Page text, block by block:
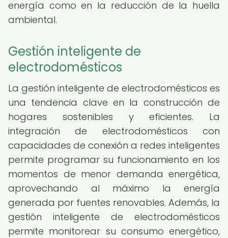
energía como en la reducción de la huella
ambiental.
Gestión inteligente de
electrodomésticos
La gestión inteligente de electrodomésticos es
una tendencia clave en la construcción de
hogares sostenibles y eficientes. La
integración de electrodomésticos con
capacidades de conexión a redes inteligentes
permite programar su funcionamiento en los
momentos de menor demanda energética,
aprovechando al máximo la energía
generada por fuentes renovables. Además, la
gestión inteligente de electrodomésticos
permite monitorear su consumo energético,